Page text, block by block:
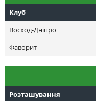
Клуб
Восход-Днiпро
Фаворит
Розташування